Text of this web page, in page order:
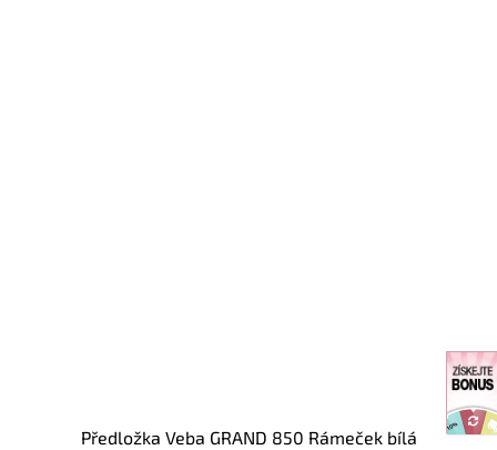
Předložka Veba GRAND 850 Rámeček bílá